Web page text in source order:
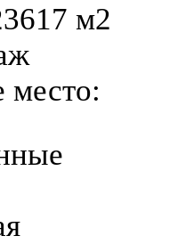
3617 м2
место: